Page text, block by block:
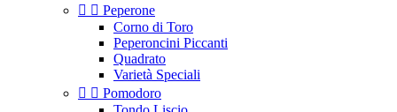
  Peperone
Corno di Toro
Peperoncini Piccanti
Quadrato
Varietà Speciali
  Pomodoro